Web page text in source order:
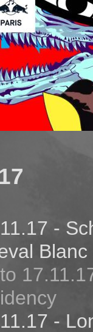
-
Blanc
-
-
-
-
-
de
-
-
-
au